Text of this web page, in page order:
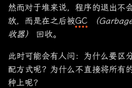
编译器会将这一块内存分配在上一次内存分
类似于将箱子垒起来的过程
创建了一个对象后，它在栈上创建了一个
另一种不同的内存地址中（堆）。堆不会
是一个存储对象（可以在各处访问）的地方
然而对于堆来说，程序的退出不
放，而是在之后被GC
（
收器）
回收。
此时可能会有人问：为什么要区
配方式呢？为什么不直接将所有
种上呢？